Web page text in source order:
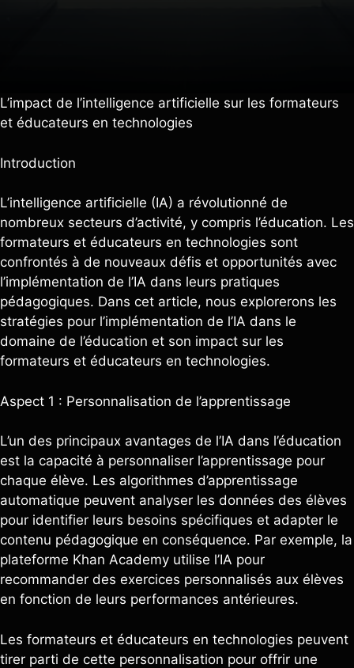
L’impact de l’intelligence artificielle sur les formateurs
et éducateurs en technologies
Introduction
L’intelligence artificielle (IA) a révolutionné de
nombreux secteurs d’activité, y compris l’éducation. Les
formateurs et éducateurs en technologies sont
confrontés à de nouveaux défis et opportunités avec
l’implémentation de l’IA dans leurs pratiques
pédagogiques. Dans cet article, nous explorerons les
stratégies pour l’implémentation de l’IA dans le
domaine de l’éducation et son impact sur les
formateurs et éducateurs en technologies.
Aspect 1 : Personnalisation de l’apprentissage
L’un des principaux avantages de l’IA dans l’éducation
est la capacité à personnaliser l’apprentissage pour
chaque élève. Les algorithmes d’apprentissage
automatique peuvent analyser les données des élèves
pour identifier leurs besoins spécifiques et adapter le
contenu pédagogique en conséquence. Par exemple, la
plateforme Khan Academy utilise l’IA pour
recommander des exercices personnalisés aux élèves
en fonction de leurs performances antérieures.
Les formateurs et éducateurs en technologies peuvent
tirer parti de cette personnalisation pour offrir une